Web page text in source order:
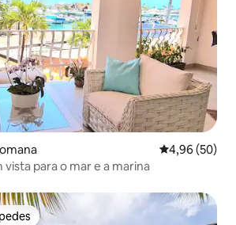
4,96 de uma
4,96 (50)
para o mar e a marina